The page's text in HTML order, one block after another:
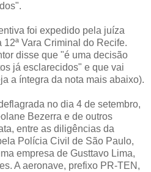
foi expedido pela juíza
Vara Criminal do Recife.
disse que "é uma decisão
já esclarecidos" e que vai
a íntegra da nota mais abaixo).
no dia 4 de setembro,
Bezerra e de outros
entre as diligências da
Polícia Civil de São Paulo,
empresa de Gusttavo Lima,
A aeronave, prefixo PR-TEN,